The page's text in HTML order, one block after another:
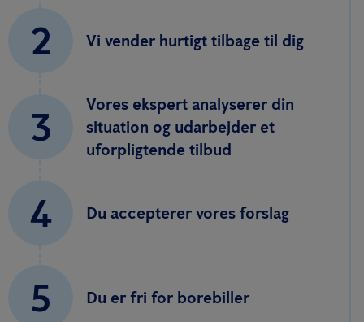
2 Vi vender hurtigt tilbage til dig
3
Vores ekspert analyserer din
situation og udarbejder et
uforpligtende tilbud
4 Du accepterer vores forslag
5 Du er fri for borebiller